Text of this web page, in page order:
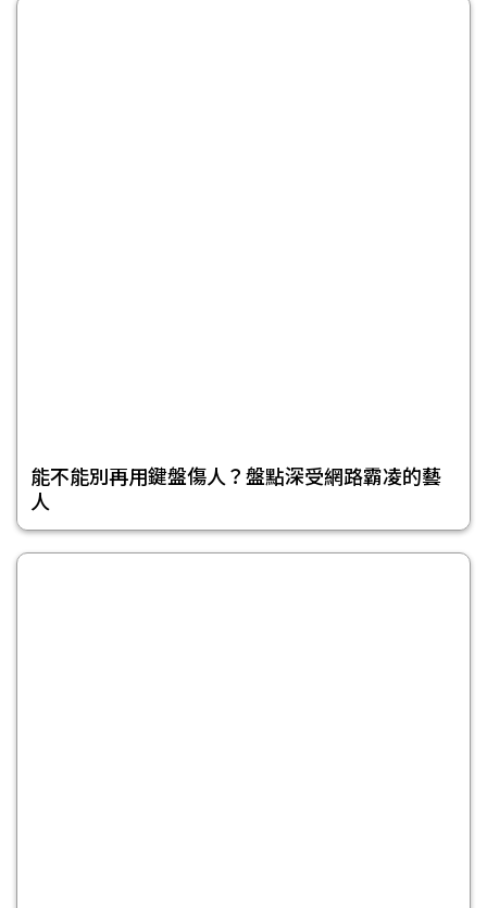
能不能別再用鍵盤傷人？盤點深受網路霸凌的藝
人